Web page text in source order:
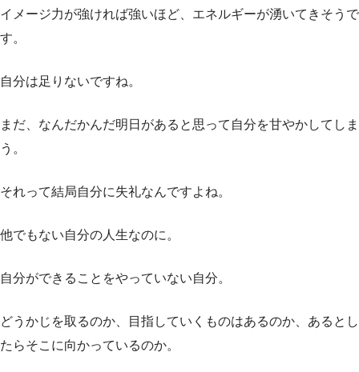
イメージ力が強ければ強いほど、エネルギーが湧いてきそうで
す。
自分は足りないですね。
まだ、なんだかんだ明日があると思って自分を甘やかしてしま
う。
それって結局自分に失礼なんですよね。
他でもない自分の人生なのに。
自分ができることをやっていない自分。
どうかじを取るのか、目指していくものはあるのか、あるとし
たらそこに向かっているのか。